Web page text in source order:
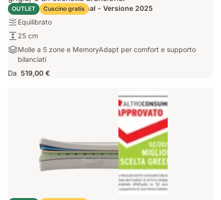
OUTLET Cuscino gratis
Materasso Emma Original - Versione 2025
Equilibrato
Equilibrato
25
cm
25 cm
Molle
5
zone
Molle a 5 zone e MemoryAdapt per comfort e supporto
bilanciati
Da 519,00 €